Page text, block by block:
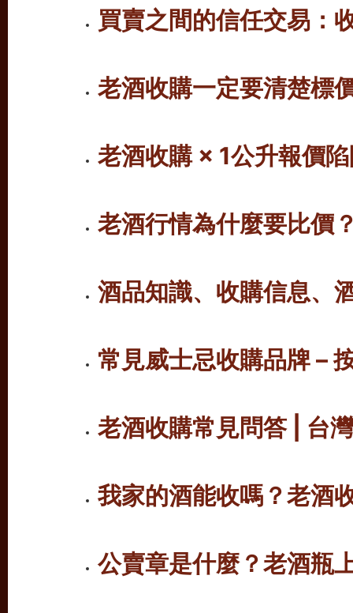
買賣之間的信任交易：
老酒收購一定要清楚標
老酒收購 × 1公升報價
老酒行情為什麼要比價
酒品知識、收購信息、
常見威士忌收購品牌 –
老酒收購常見問答| 台
我家的酒能收嗎？老酒
公賣章是什麼？老酒瓶